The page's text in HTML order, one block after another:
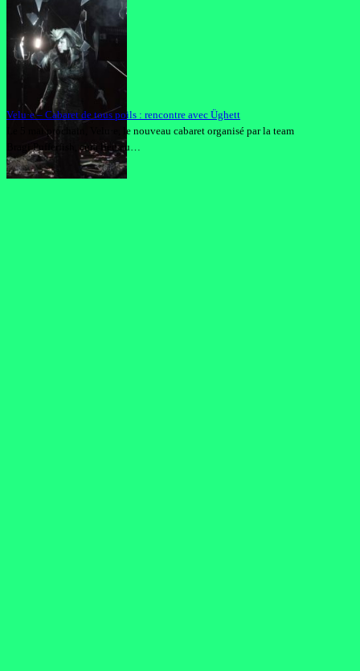
Velu·e – Cabaret de tous poils : rencontre avec Üghett
Le 5 mai prochain, Velu·e, le nouveau cabaret organisé par la team
Bragi Pufferfish, aura lieu au…